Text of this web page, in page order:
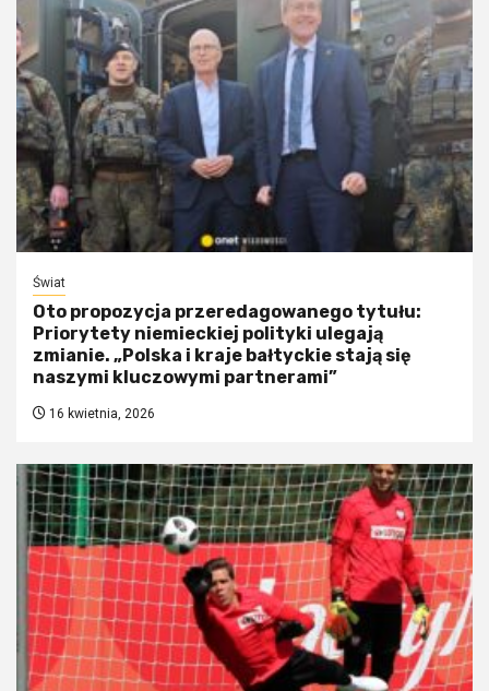
Świat
Oto propozycja przeredagowanego tytułu:
Priorytety niemieckiej polityki ulegają
zmianie. „Polska i kraje bałtyckie stają się
naszymi kluczowymi partnerami”
16 kwietnia, 2026